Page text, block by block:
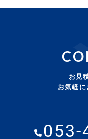
お見
お気軽に
053-